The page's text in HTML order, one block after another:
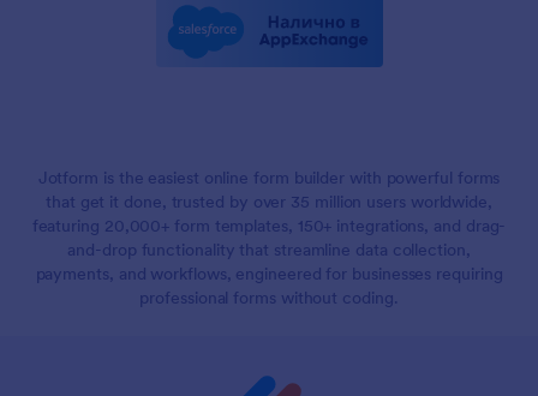
Jotform is the easiest online form builder with powerful forms
that get it done, trusted by over 35 million users worldwide,
featuring 20,000+ form templates, 150+ integrations, and drag-
and-drop functionality that streamline data collection,
payments, and workflows, engineered for businesses requiring
professional forms without coding.